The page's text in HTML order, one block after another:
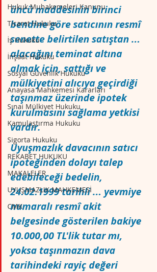
Hukuk Muhakemeleri Kanunu
Ticaret Hukuku
İş Hukuku
İnşaat Hukuku
Sosyal Güvenlik Hukuku
Anayasa Mahkemesi Kararları
Sınai Mülkiyet Hukuku
Kamulaştırma Hukuku
Sigorta Hukuku
REKABET HUKUKU
MAKALELER
UYUŞMAZLIK MAHKEMESİ
CMK
üncü maddesinin birinci
bendine göre satıcının resmî
senette belirtilen satıştan ...
alacağını teminat altına
almak için, sattığı ve
mülkiyetini alıcıya geçirdiği
taşınmaz üzerinde ipotek
kurulmasını sağlama yetkisi
vardır.
Uyuşmazlık davacının satıcı
ipoteğinden dolayı talep
edebileceği bedelin,
24.02.1999 tarihli ... yevmiye
numaralı resmî akit
belgesinde gösterilen bakiye
10.000,00 TL'lik tutar mı,
yoksa taşınmazın dava
tarihindeki rayiç değeri